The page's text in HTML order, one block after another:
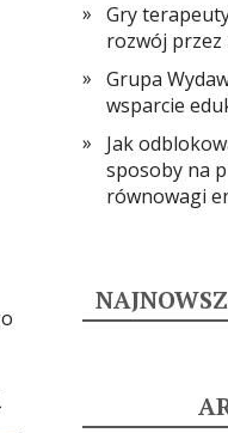
Gry
rozwój przez
Grupa
wsparcie
Jak
sposoby na
równowagi